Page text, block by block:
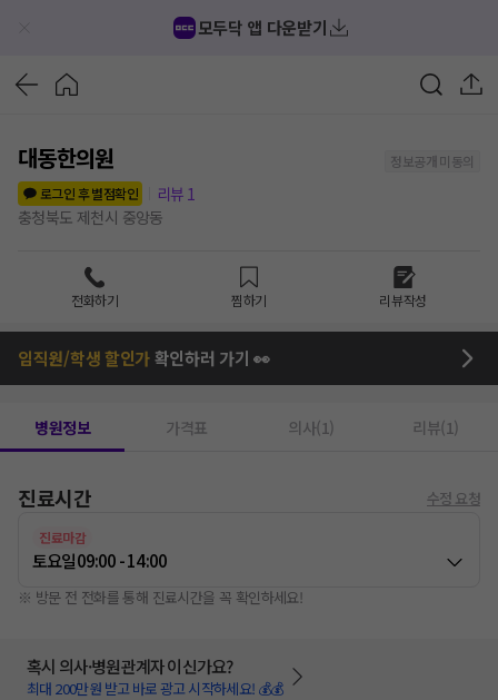
모두닥 앱 다운받기
대동한의원
정보공개 미동의
로그인 후 별점확인
리뷰 1
충청북도 제천시 중앙동
전화하기 찜하기 리뷰작성
임직원/학생 할인가확인하러 가기 👀
병원정보 가격표 의사(1) 리뷰(1)
진료시간 수정 요청
진료마감
토요일09:00 - 14:00
※ 방문 전 전화를 통해 진료시간을 꼭 확인하세요!
혹시 의사·병원관계자 이신가요?
최대 200만원 받고 바로 광고 시작하세요! 💰💰